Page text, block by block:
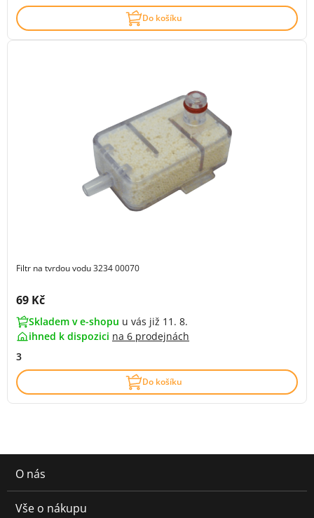
Do košíku
Filtr na tvrdou vodu 3234 00070
Cena s DPH:
69 Kč
Skladem v e-shopu u vás již 11. 8.
ihned k dispozici na 6 prodejnách
3
Do košíku
O nás
Vše o nákupu